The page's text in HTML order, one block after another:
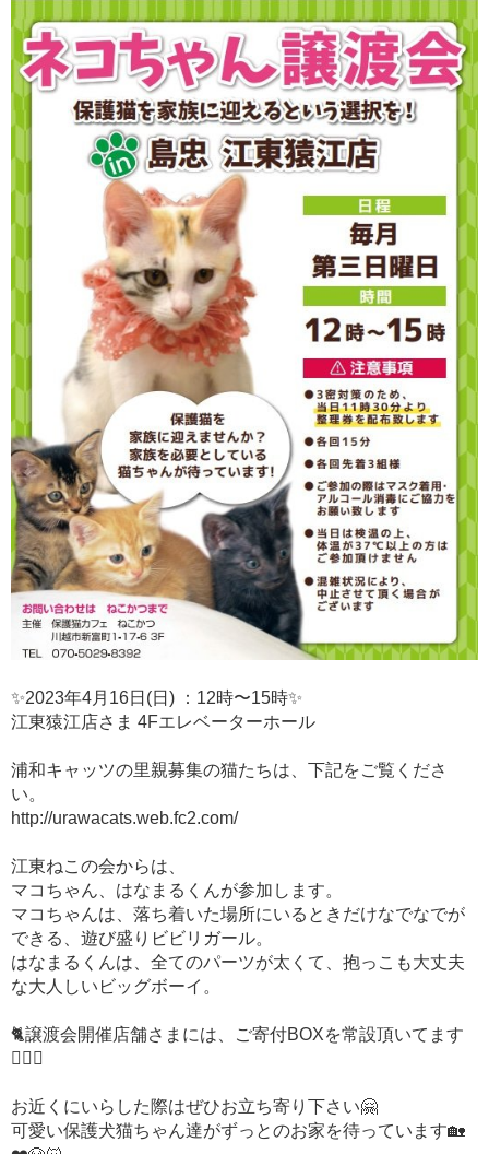
✨2023年4月16日(日) ：12時〜15時✨
江東猿江店さま 4Fエレベーターホール
浦和キャッツの里親募集の猫たちは、下記をご覧くださ
い。
http://urawacats.web.fc2.com/
江東ねこの会からは、
マコちゃん、はなまるくんが参加します。
マコちゃんは、落ち着いた場所にいるときだけなでなでが
できる、遊び盛りビビリガール。
はなまるくんは、全てのパーツが太くて、抱っこも大丈夫
な大人しいビッグボーイ。
🐈譲渡会開催店舗さまには、ご寄付BOXを常設頂いてます
🙇‍♀️✨
お近くにいらした際はぜひお立ち寄り下さい🤗⁡
可愛い保護犬猫ちゃん達がずっとのお家を待っています🏡